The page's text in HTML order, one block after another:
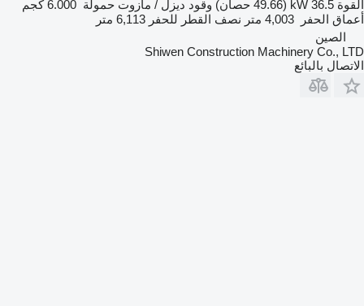
القوة 36.5 kW (49.66 حصان) وقود ديزل / مازوت حمولة 6.000 كجم
أعماق الحفر
4,003 متر نصف القطر للحفر 6,113 متر
الصين
Shiwen Construction Machinery Co., LTD
الاتصال بالبائع